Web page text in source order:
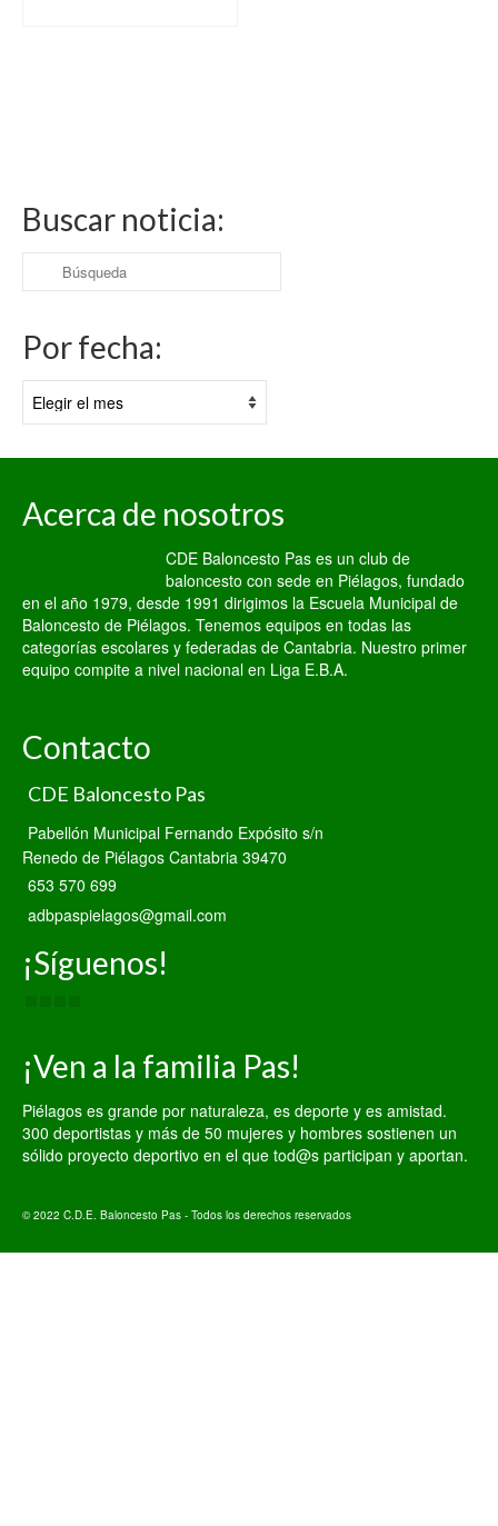
Buscar noticia:
Buscar
por:
Por fecha:
fecha:
Acerca de nosotros
CDE Baloncesto Pas es un club de
baloncesto con sede en Piélagos, fundado
en el año 1979, desde 1991 dirigimos la Escuela Municipal de
Baloncesto de Piélagos. Tenemos equipos en todas las
categorías escolares y federadas de Cantabria. Nuestro primer
equipo compite a nivel nacional en Liga E.B.A.
Contacto
CDE Baloncesto Pas
Pabellón Municipal Fernando Expósito s/n
Renedo de Piélagos Cantabria 39470
653 570 699
adbpaspielagos@gmail.com
¡Síguenos!
¡Ven a la familia Pas!
Piélagos es grande por naturaleza, es deporte y es amistad.
300 deportistas y más de 50 mujeres y hombres sostienen un
sólido proyecto deportivo en el que tod@s participan y aportan.
© 2022 C.D.E. Baloncesto Pas - Todos los derechos reservados